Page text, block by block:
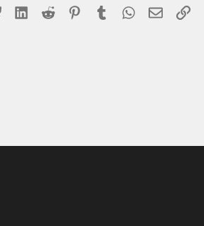
BlueskyLinkedIn
Reddit PinterestTumblr WhatsApp
Email